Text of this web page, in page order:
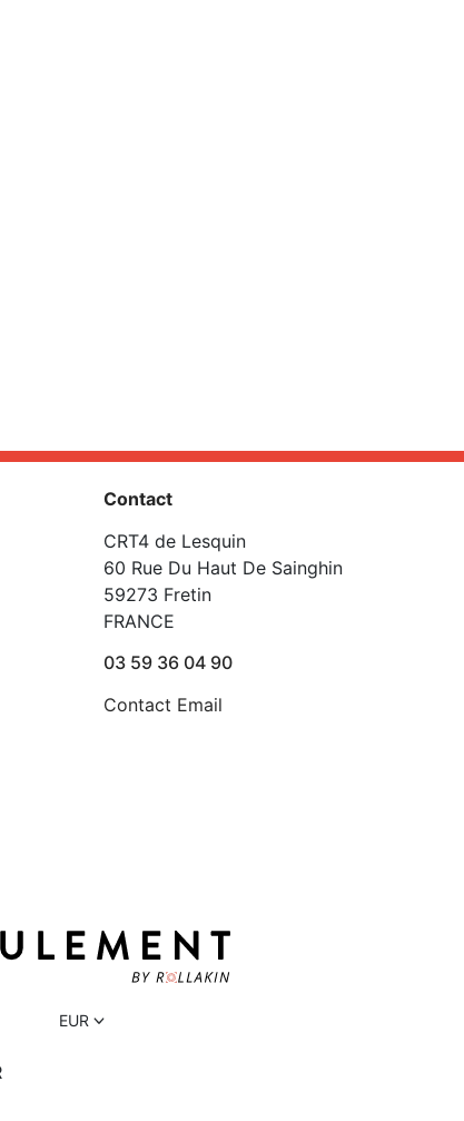
Contact
CRT4 de Lesquin
60 Rue Du Haut De Sainghin
59273 Fretin
FRANCE
03 59 36 04 90
Contact Email
EUR